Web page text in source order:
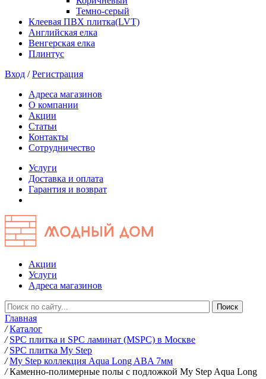
Темно-серый
Клеевая ПВХ плитка(LVT)
Английская елка
Венгерская елка
Плинтус
Вход /Регистрация
Адреса магазинов
О компании
Акции
Статьи
Контакты
Сотрудничество
Услуги
Доставка и оплата
Гарантия и возврат
Акции
Услуги
Адреса магазинов
Главная
/ Каталог
/ SPC плитка и SPC ламинат (MSPC) в Москве
/ SPC плитка My Step
/ My Step коллекция Aqua Long ABA 7мм
/ Каменно-полимерные полы с подложкой My Step Aqua Long